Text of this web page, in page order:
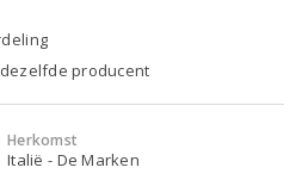
producent
Herkomst
Italië - De Marken